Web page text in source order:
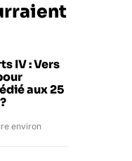
IV : Vers
aux 25
environ